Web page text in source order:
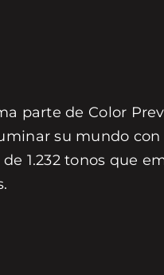
parte de Color
su mundo con
1.232 tonos que